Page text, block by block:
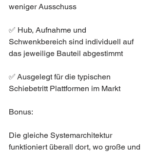
weniger Ausschuss
✅ Hub, Aufnahme und
Schwenkbereich sind individuell auf
das jeweilige Bauteil abgestimmt
✅ Ausgelegt für die typischen
Schiebetritt Plattformen im Markt
Bonus:
Die gleiche Systemarchitektur
funktioniert überall dort, wo große und